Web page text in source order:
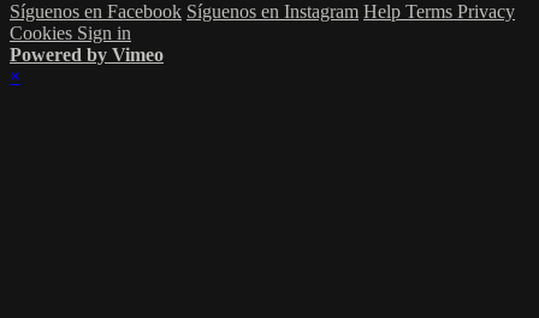
Síguenos en Facebook Síguenos en Instagram Help Terms Privacy
Cookies Sign in
Powered by Vimeo
×